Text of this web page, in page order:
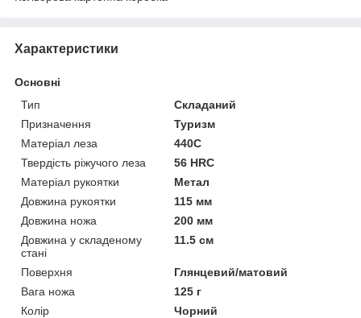
Характеристики
Основні
Тип
Складаний
Призначення
Туризм
Матеріал леза
440C
Твердість ріжучого леза
56 HRC
Матеріал рукоятки
Метал
Довжина рукоятки
115 мм
Довжина ножа
200 мм
Довжина у складеному
стані
11.5 см
Поверхня
Глянцевий/матовий
Вага ножа
125 г
Колір
Чорний